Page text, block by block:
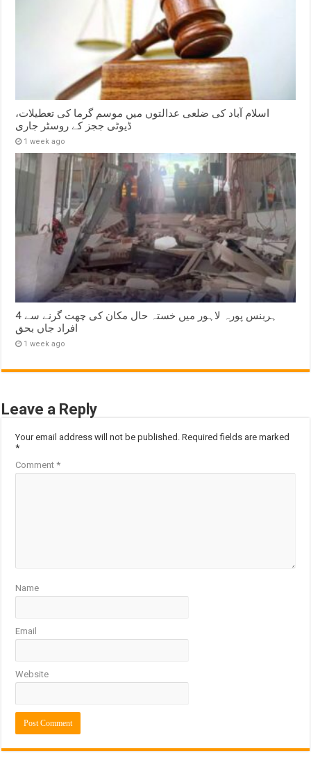
اسلام آباد کی ضلعی عدالتوں میں موسم گرما کی تعطیلات،
ڈیوٹی ججز کے روسٹر جاری
1 week ago
ہربنس پورہ لاہور میں خستہ حال مکان کی چھت گرنے سے 4
افراد جاں بحق
1 week ago
Leave a Reply
Your email address will not be published. Required fields are marked
*
Comment*
Name
Email
Website